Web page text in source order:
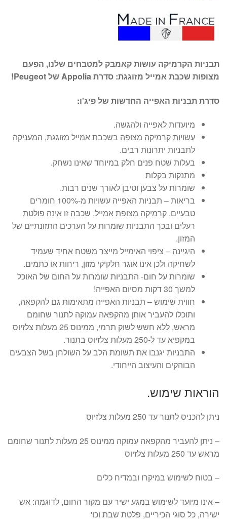
תבניות הקרמיקה עושות קאמבק למטבחים שלנו, הפעם
מצופות שכבת אמייל מזוגגת: סדרת Appolia של Peugeot!
סדרת תבניות האפייה החדשות של פיג'ו:
מיועדות לאפייה ולהגשה.
עשויות קרמיקה מצופה בשכבת אמייל מזוגגת, המעניקה
לתבניות יתרונות רבים.
בעלות שטח פנים חלק במיוחד שאינו נשחק.
מתנקות בקלות
שומרות על צבען וטיבן לאורך שנים רבות.
בריאות – תבניות האפייה עשויות מ-100% חומרים
טבעיים. קרמיקה מצופת אמייל, שכבה זו אינה פולטת
רעלים ובכך התבניות שומרות על הערכים התזונתיים של
המזון.
היגיינה – ציפוי האימייל מייצר משטח אחיד שעמיד
לשחיקה ולכן אינו אוגר חלקיקי מזון, ריחות או כתמים.
שומרות על חום- התבניות שומרות על החום של האוכל
למשך 30 דקות מסיום האפייה!
חווית שימוש – תבניות האפייה מתאימות גם להקפאה,
ותוכלו להעביר אותן מהקפאה עמוקה לתנור שחומם
מראש, ללא חשש לשוק תרמי, ממינוס 25 מעלות צלזיוס
במקפיא עד ל-250 מעלות צלזיוס בתנור.
התבניות יגנבו את תשומת הלב על השולחן בשל הצבעים
הבוהקים והעיצוב הייחודי.
הוראות שימוש.
ניתן להכניס לתנור עד 250 מעלות צלזיוס
– ניתן להעביר מהקפאה עמוקה ממינוס 25 מעלות לתנור שחומם
מראש עד 250 מעלות צלזיוס
– בטוח לשימוש במיקרו ובמדיח כלים
– אינו מיועד לשימוש במגע ישיר עם מקור החום, לדוגמה: אש
ישירה, כל סוגי הכיריים, פלטת שבת וכו'